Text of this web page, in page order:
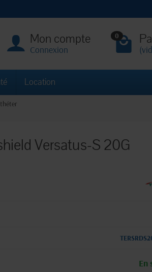
Mon compte
Connexion
0
Location
Versatus-S 20G
En